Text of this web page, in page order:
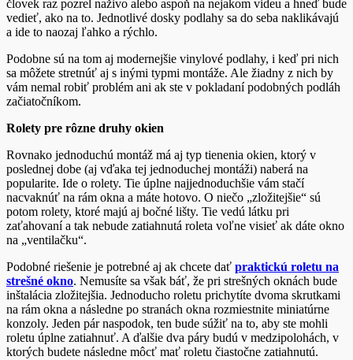
človek raz pozrel naživo alebo aspoň na nejakom videu a hneď bude
vedieť, ako na to. Jednotlivé dosky podlahy sa do seba naklikávajú
a ide to naozaj ľahko a rýchlo.
Podobne sú na tom aj modernejšie vinylové podlahy, i keď pri nich
sa môžete stretnúť aj s inými typmi montáže. Ale žiadny z nich by
vám nemal robiť problém ani ak ste v pokladaní podobných podláh
začiatočníkom.
Rolety pre rôzne druhy okien
Rovnako jednoduchú montáž má aj typ tienenia okien, ktorý v
poslednej dobe (aj vďaka tej jednoduchej montáži) naberá na
popularite. Ide o rolety. Tie úplne najjednoduchšie vám stačí
nacvaknúť na rám okna a máte hotovo. O niečo „zložitejšie“ sú
potom rolety, ktoré majú aj bočné lišty. Tie vedú látku pri
zaťahovaní a tak nebude zatiahnutá roleta voľne visieť ak dáte okno
na „ventilačku“.
Podobné riešenie je potrebné aj ak chcete dať praktickú roletu na
strešné okno. Nemusíte sa však báť, že pri strešných oknách bude
inštalácia zložitejšia. Jednoducho roletu prichytíte dvoma skrutkami
na rám okna a následne po stranách okna rozmiestnite miniatúrne
konzoly. Jeden pár naspodok, ten bude súžiť na to, aby ste mohli
roletu úplne zatiahnuť. A ďalšie dva páry budú v medzipolohách, v
ktorých budete následne môcť mať roletu čiastočne zatiahnutú.